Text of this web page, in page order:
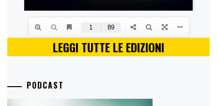
LEGGI TUTTE LE EDIZIONI
PODCAST